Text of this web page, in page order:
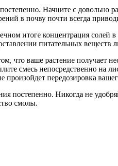
Начните с довольно
в почву почти всегда
итоге концентрация
питательных веществ
что ваше растение получает
смесь непосредственно
произойдет передозировка
постепенно. Никогда не
смолы.